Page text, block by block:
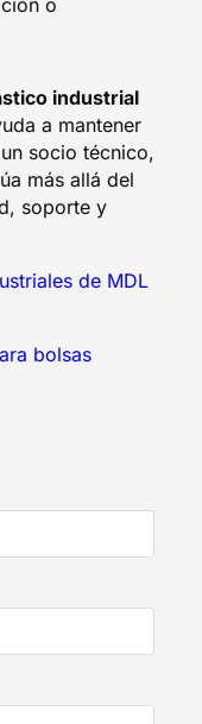
industrial
a mantener
socio técnico,
más allá del
soporte y
de MDL
bolsas